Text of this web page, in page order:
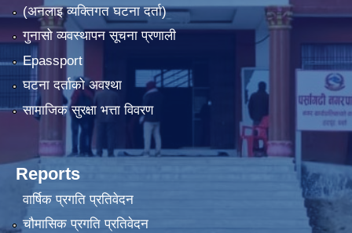
(अनलाइ व्यक्तिगत घटना दर्ता)
गुनासो व्यवस्थापन सूचना प्रणाली
Epassport
घटना दर्ताको अवश्था
सामाजिक सुरक्षा भत्ता विवरण
Reports
वार्षिक प्रगति प्रतिवेदन
चौमासिक प्रगति प्रतिवेदन